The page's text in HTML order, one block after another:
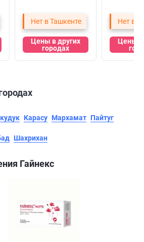
Нет в Ташкенте
Цены в других
городах
Нет в
Цены в
Карасу Мархамат Пайтуг
Шахрихан
Гайнекс